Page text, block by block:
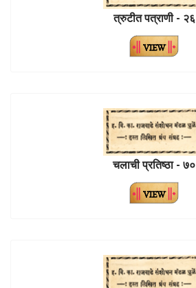
त्रुटीत पत्राणी - २६
चलाची प्रतिष्ठा - ७०